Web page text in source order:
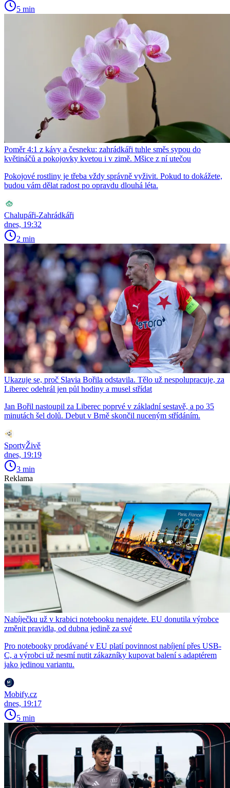
5 min
Poměr 4:1 z kávy a česneku: zahrádkáři tuhle směs sypou do
květináčů a pokojovky kvetou i v zimě. Mšice z ní utečou
Pokojové rostliny je třeba vždy správně vyživit. Pokud to dokážete,
budou vám dělat radost po opravdu dlouhá léta.
Chalupáři-Zahrádkáři
dnes, 19:32
2 min
Ukazuje se, proč Slavia Bořila odstavila. Tělo už nespolupracuje, za
Liberec odehrál jen půl hodiny a musel střídat
Jan Bořil nastoupil za Liberec poprvé v základní sestavě, a po 35
minutách šel dolů. Debut v Brně skončil nuceným střídáním.
SportyŽivě
dnes, 19:19
3 min
Reklama
Nabíječku už v krabici notebooku nenajdete. EU donutila výrobce
změnit pravidla, od dubna jedině za své
Pro notebooky prodávané v EU platí povinnost nabíjení přes USB-
C, a výrobci už nesmí nutit zákazníky kupovat balení s adaptérem
jako jedinou variantu.
Mobify.cz
dnes, 19:17
5 min